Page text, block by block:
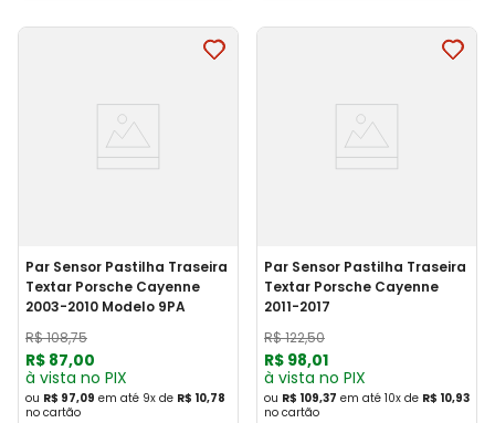
Par Sensor Pastilha Traseira
Textar Porsche Cayenne
2003-2010 Modelo 9PA
R$108,75
R$ 87,00
à vista no PIX
ou R$ 97,09 em até 9x de R$ 10,78
no cartão
Par Sensor Pastilha Traseira
Textar Porsche Cayenne
2011-2017
R$122,50
R$ 98,01
à vista no PIX
ou R$ 109,37 em até 10x de R$ 10,93
no cartão